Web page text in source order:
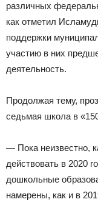
различных
как отметил
поддержки
участию в них
деятельность.
Продолжая тему,
седьмая школа в
— Пока неизвестно,
действовать в 2020
дошкольные
намерены, как и в